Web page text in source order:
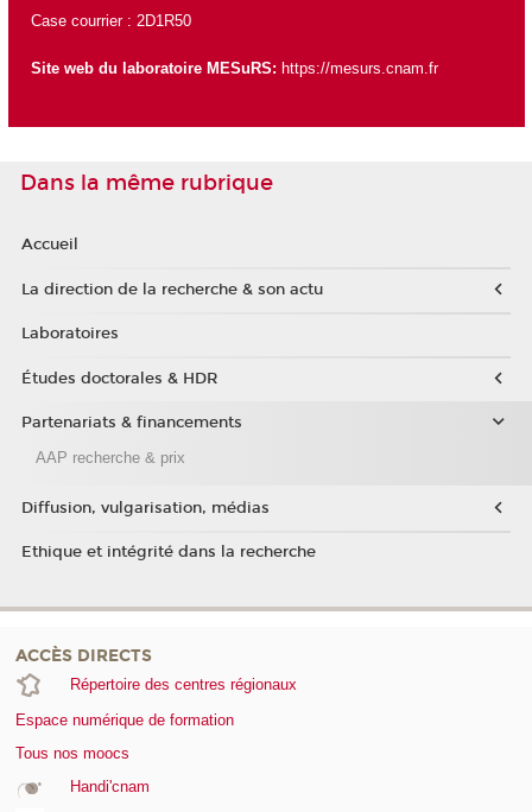
Case courrier : 2D1R50
Site web du laboratoire MESuRS: https://mesurs.cnam.fr
Dans la même rubrique
Accueil
La direction de la recherche & son actu
Laboratoires
Études doctorales & HDR
Partenariats & financements
AAP recherche & prix
Diffusion, vulgarisation, médias
Ethique et intégrité dans la recherche
ACCÈS DIRECTS
Répertoire des centres régionaux
Espace numérique de formation
Tous nos moocs
Handi'cnam